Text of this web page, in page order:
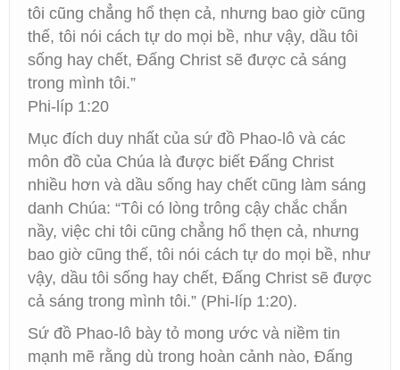
tôi cũng chẳng hổ thẹn cả, nhưng bao giờ cũng
thế, tôi nói cách tự do mọi bề, như vậy, dầu tôi
sống hay chết, Đấng Christ sẽ được cả sáng
trong mình tôi.”
Phi-líp 1:20
Mục đích duy nhất của sứ đồ Phao-lô và các
môn đồ của Chúa là được biết Đấng Christ
nhiều hơn và dầu sống hay chết cũng làm sáng
danh Chúa: “Tôi có lòng trông cậy chắc chắn
nầy, việc chi tôi cũng chẳng hổ thẹn cả, nhưng
bao giờ cũng thế, tôi nói cách tự do mọi bề, như
vậy, dầu tôi sống hay chết, Đấng Christ sẽ được
cả sáng trong mình tôi.” (Phi-líp 1:20).
Sứ đồ Phao-lô bày tỏ mong ước và niềm tin
mạnh mẽ rằng dù trong hoàn cảnh nào, Đấng